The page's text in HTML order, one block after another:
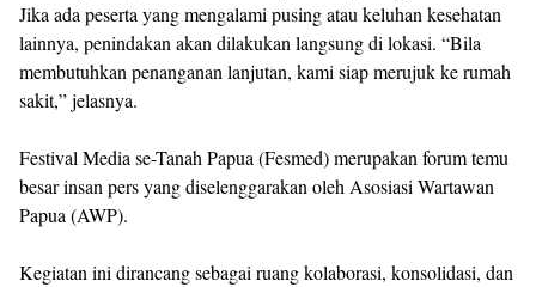
Jika ada peserta yang mengalami pusing atau keluhan kesehatan
lainnya, penindakan akan dilakukan langsung di lokasi. “Bila
membutuhkan penanganan lanjutan, kami siap merujuk ke rumah
sakit,” jelasnya.
Festival Media se-Tanah Papua (Fesmed) merupakan forum temu
besar insan pers yang diselenggarakan oleh Asosiasi Wartawan
Papua (AWP).
Kegiatan ini dirancang sebagai ruang kolaborasi, konsolidasi, dan